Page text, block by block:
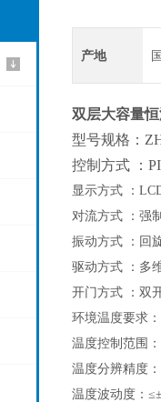
产地
双层大容量
型号规格：
控制方式 ：
显示方式 ：
对流方式 ：强
振动方式 ：回
驱动方式 ：多
开门方式 ：双
环境温度要求
温度控制范围
温度分辨精度
温度波动度：